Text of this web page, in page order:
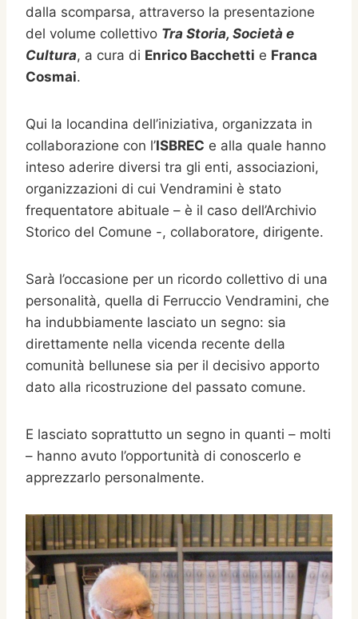
dalla scomparsa, attraverso la presentazione
del volume collettivo Tra Storia, Società e
Cultura, a cura di Enrico Bacchetti e Franca
Cosmai.
Qui la locandina dell’iniziativa, organizzata in
collaborazione con l’ISBREC e alla quale hanno
inteso aderire diversi tra gli enti, associazioni,
organizzazioni di cui Vendramini è stato
frequentatore abituale – è il caso dell’Archivio
Storico del Comune -, collaboratore, dirigente.
Sarà l’occasione per un ricordo collettivo di una
personalità, quella di Ferruccio Vendramini, che
ha indubbiamente lasciato un segno: sia
direttamente nella vicenda recente della
comunità bellunese sia per il decisivo apporto
dato alla ricostruzione del passato comune.
E lasciato soprattutto un segno in quanti – molti
– hanno avuto l’opportunità di conoscerlo e
apprezzarlo personalmente.